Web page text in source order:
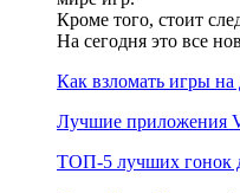
Кроме того, стоит
На сегодня это все
Как взломать игры
Лучшие приложения
ТОП-5 лучших гонок